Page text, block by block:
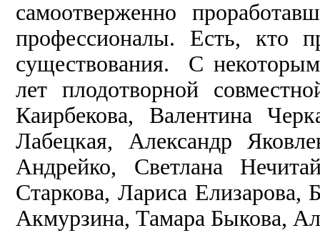
самоотверженно
профессионалы. Есть, кто
существования. С
лет плодотворной
Каирбекова, Валентина
Лабецкая, Александр
Андрейко, Светлана
Старкова, Лариса Елизарова,
Акмурзина, Тамара Быкова,